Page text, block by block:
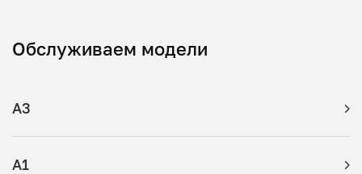
Обслуживаем модели
A3
A1